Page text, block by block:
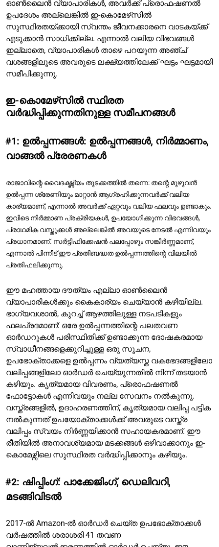
ഓൺലൈൻ വ്യാപാരികൾ, അവർക്ക് പ്രൊഫഷണൽ
ഉപദേശം അല്ലെങ്കിൽ ഇ-കൊമേഴ്‌സിൽ
സുസ്ഥിരതയ്ക്കായി സ്വന്തം ജീവനക്കാരനെ വാടകയ്ക്ക്
എടുക്കാൻ സാധിക്കില്ല. എന്നാൽ വലിയ വിഭവങ്ങൾ
ഇല്ലാതെ, വ്യാപാരികൾ താഴെ പറയുന്ന അഞ്ച്
വശങ്ങളിലൂടെ അവരുടെ ലക്ഷ്യത്തിലേക്ക് ഘട്ടം ഘട്ടമായി
സമീപിക്കുന്നു.
ഇ-കൊമേഴ്‌സിൽ സ്ഥിരത
വർദ്ധിപ്പിക്കുന്നതിനുള്ള സമീപനങ്ങൾ
#1: ഉൽപ്പന്നങ്ങൾ: ഉൽപ്പന്നങ്ങൾ, നിർമ്മാണം,
വാങ്ങൽ പ്രേരണകൾ
രാജാവിന്റെ വൈദഗ്ദ്ധ്യം തുടക്കത്തിൽ തന്നെ: തന്റെ മുഴുവൻ
ഉൽപ്പന്ന ശ്രേണിയും മാറ്റാൻ ആഗ്രഹിക്കുന്നവർക്ക് വലിയ
കാര്യമാണ്, എന്നാൽ അവർക്ക് ഏറ്റവും വലിയ ഫലവും ഉണ്ടാകും.
ഇവിടെ നിർമ്മാണ പ്രക്രിയകൾ, ഉപയോഗിക്കുന്ന വിഭവങ്ങൾ,
പ്രാഥമിക വസ്തുക്കൾ അല്ലെങ്കിൽ അവയുടെ നേടൽ എന്നിവയും
പ്രധാനമാണ്. സർട്ടിഫിക്കേഷൻ പലപ്പോഴും സങ്കീർണ്ണമാണ്,
എന്നാൽ പിന്നീട് ഈ പ്രതിബദ്ധത ഉൽപ്പന്നത്തിന്റെ വിലയിൽ
പ്രതിഫലിക്കുന്നു.
ഈ മഹത്തായ ദൗത്യം എല്ലാ ഓൺലൈൻ
വ്യാപാരികൾക്കും കൈകാര്യം ചെയ്യാൻ കഴിയില്ല.
ഭാഗ്യവശാൽ, കുറച്ച് ആഴത്തിലുള്ള നടപടികളും
ഫലപ്രദമാണ്: ഒരേ ഉൽപ്പന്നത്തിന്റെ പലതവണ
ഓർഡറുകൾ പരിസ്ഥിതിക്ക് ഉണ്ടാക്കുന്ന ദോഷകരമായ
സ്വാധീനങ്ങളെക്കുറിച്ചുള്ള ഒരു സൂചന,
ഉപഭോക്താക്കളെ ഉൽപ്പന്നം വ്യത്യസ്ത വകഭേദങ്ങളിലോ
വലിപ്പങ്ങളിലോ ഓർഡർ ചെയ്യുന്നതിൽ നിന്ന് തടയാൻ
കഴിയും. കൃത്യമായ വിവരണം, പ്രൊഫഷണൽ
ഫോട്ടോകൾ എന്നിവയും നല്ല സേവനം നൽകുന്നു.
വസ്ത്രങ്ങളിൽ, ഉദാഹരണത്തിന്, കൃത്യമായ വലിപ്പ പട്ടിക
നൽകുന്നത് ഉപയോക്താക്കൾക്ക് അവരുടെ വസ്ത്ര
വലിപ്പം സ്വയം നിർണ്ണയിക്കാൻ സഹായകരമാണ്. ഈ
രീതിയിൽ അനാവശ്യമായ മടക്കങ്ങൾ ഒഴിവാക്കാനും ഇ-
കൊമേഴ്സിലെ സുസ്ഥിരത വർദ്ധിപ്പിക്കാനും കഴിയും.
#2: ഷിപ്പിംഗ്: പാക്കേജിംഗ്, ഡെലിവറി,
മടങ്ങിവിടൽ
2017-ൽ Amazon-ൽ ഓർഡർ ചെയ്ത ഉപഭോക്താക്കൾ
വർഷത്തിൽ ശരാശരി 41 തവണ